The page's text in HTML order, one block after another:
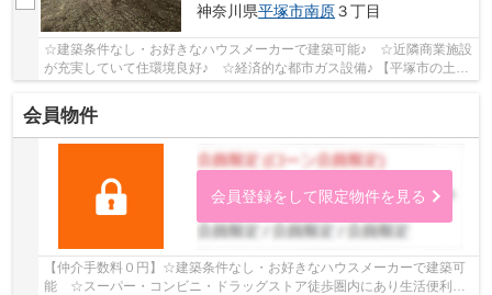
神奈川県平塚市南原３丁目
☆建築条件なし・お好きなハウスメーカーで建築可能♪ ☆近隣商業施設
が充実していて住環境良好♪ ☆経済的な都市ガス設備♪ 【平塚市の土地
会員物件
会員登録をして限定物件を見る
【仲介手数料０円】☆建築条件なし・お好きなハウスメーカーで建築可
能 ☆スーパー・コンビニ・ドラッグストア徒歩圏内にあり生活便利